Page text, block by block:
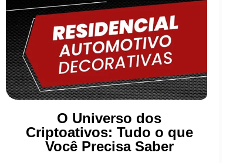
O Universo dos
Criptoativos: Tudo o que
Você Precisa Saber